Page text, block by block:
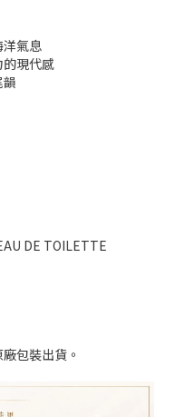
洋氣息
現代感
DE TOILETTE
包裝出貨。